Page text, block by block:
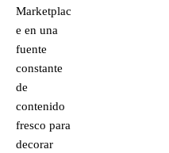
Marketplac
e en una
fuente
constante
de
contenido
fresco para
decorar